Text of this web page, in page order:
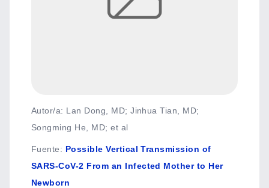
Autor/a: Lan Dong, MD; Jinhua Tian, MD;
Songming He, MD; et al
Fuente: Possible Vertical Transmission of
SARS-CoV-2 From an Infected Mother to Her
Newborn